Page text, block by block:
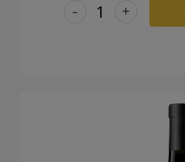
+
-